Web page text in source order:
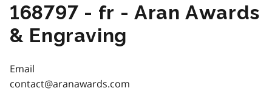
168797 - fr - Aran Awards
& Engraving
Email
contact@aranawards.com